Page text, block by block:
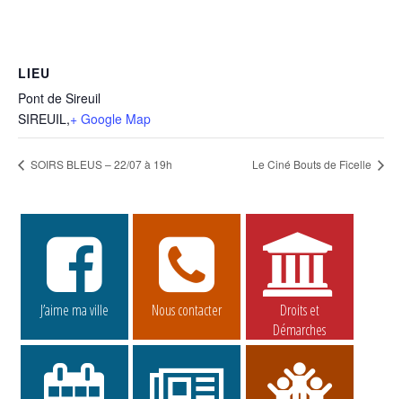
LIEU
Pont de Sireuil
SIREUIL,+ Google Map
SOIRS BLEUS – 22/07 à 19h Le Ciné Bouts de Ficelle
J’aime ma ville Nous contacter
Droits et
Démarches